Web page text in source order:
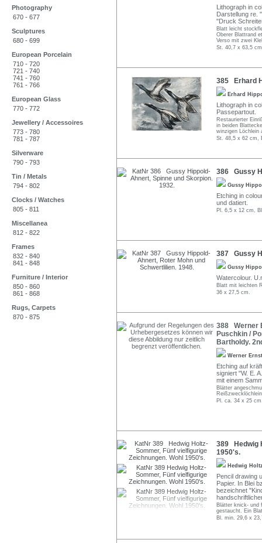
Photography
670 - 677
Sculptures
680 - 699
European Porcelain
710 - 720
721 - 740
741 - 760
761 - 766
European Glass
770 - 772
Jewellery / Accessoires
773 - 780
781 - 787
Silverware
790 - 793
Tin / Metals
794 - 802
Clocks / Watches
805 - 811
Miscellanea
812 - 822
Frames
832 - 840
841 - 848
Furniture / Interior
850 - 860
861 - 868
Rugs, Carpets
870 - 875
Lithograph in
Darstellung re.
"Druck
Blatt leicht
Oberer Blattrand
Verso mit zwei
St. 40,7 x 63,5
385 Erhard
Erhard
Lithograph in
Passepartout.
Restaurierter
in beiden
winzigen Löchlein
St. 48,5 x 62 cm,
386 Gussy
Gussy
Etching in
und datiert.
Pl. 6,5 x 12 cm,
387 Gussy
Gussy
Watercolour.
Blatt mit leichten
36 x 27,5 cm.
388 Werner
Puschkin /
Bartholdy.
Werner
Etching auf
signiert "W. E.
mit einem
Blätter
Pl. ca. 34 x 25
389 Hedwig
1950's.
Hedwig
Pencil drawing
Papier. In Blei
bezeichnet
Blätter knick- und
gestaucht. Ein
Bl. min. 29,6 x